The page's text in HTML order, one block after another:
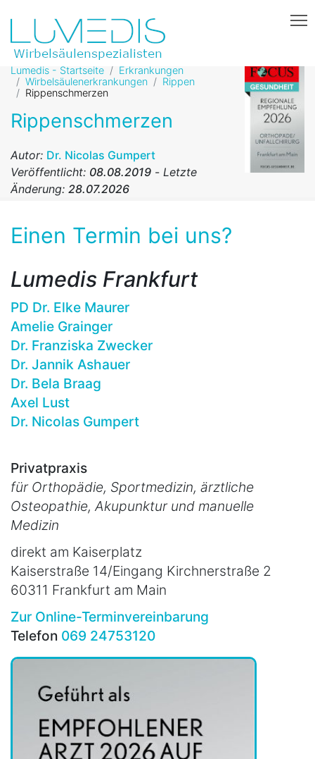
Lumedis - Startseite
Erkrankungen
Wirbelsäulenerkrankungen
Rippen
Rippenschmerzen
Rippenschmerzen
Autor: Dr. Nicolas Gumpert
Veröffentlicht: 08.08.2019 - Letzte
Änderung: 28.07.2026
Einen Termin bei uns?
Lumedis Frankfurt
PD Dr. Elke Maurer
Amelie Grainger
Dr. Franziska Zwecker
Dr. Jannik Ashauer
Dr. Bela Braag
Axel Lust
Dr. Nicolas Gumpert
Privatpraxis
für Orthopädie, Sportmedizin, ärztliche
Osteopathie, Akupunktur und manuelle
Medizin
direkt am Kaiserplatz
Kaiserstraße 14/Eingang Kirchnerstraße 2
60311 Frankfurt am Main
Zur Online-Terminvereinbarung
Telefon 069 24753120